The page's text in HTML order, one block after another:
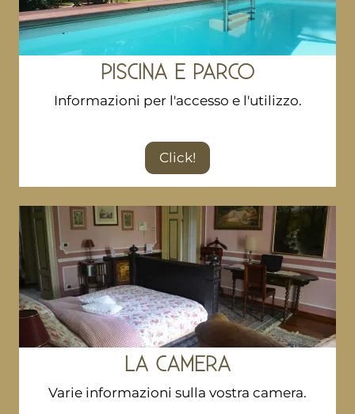
PISCINA E PARCO
Informazioni per l'accesso e l'utilizzo.
Click!
LA CAMERA
Varie informazioni sulla vostra camera.